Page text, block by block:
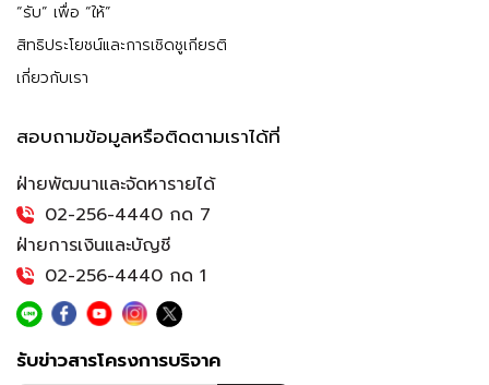
“รับ” เพื่อ “ให้”
สิทธิประโยชน์และการเชิดชูเกียรติ
เกี่ยวกับเรา
สอบถามข้อมูลหรือติดตามเราได้ที่
ฝ่ายพัฒนาและจัดหารายได้
02-256-4440 กด 7
ฝ่ายการเงินและบัญชี
02-256-4440 กด 1
รับข่าวสารโครงการบริจาค